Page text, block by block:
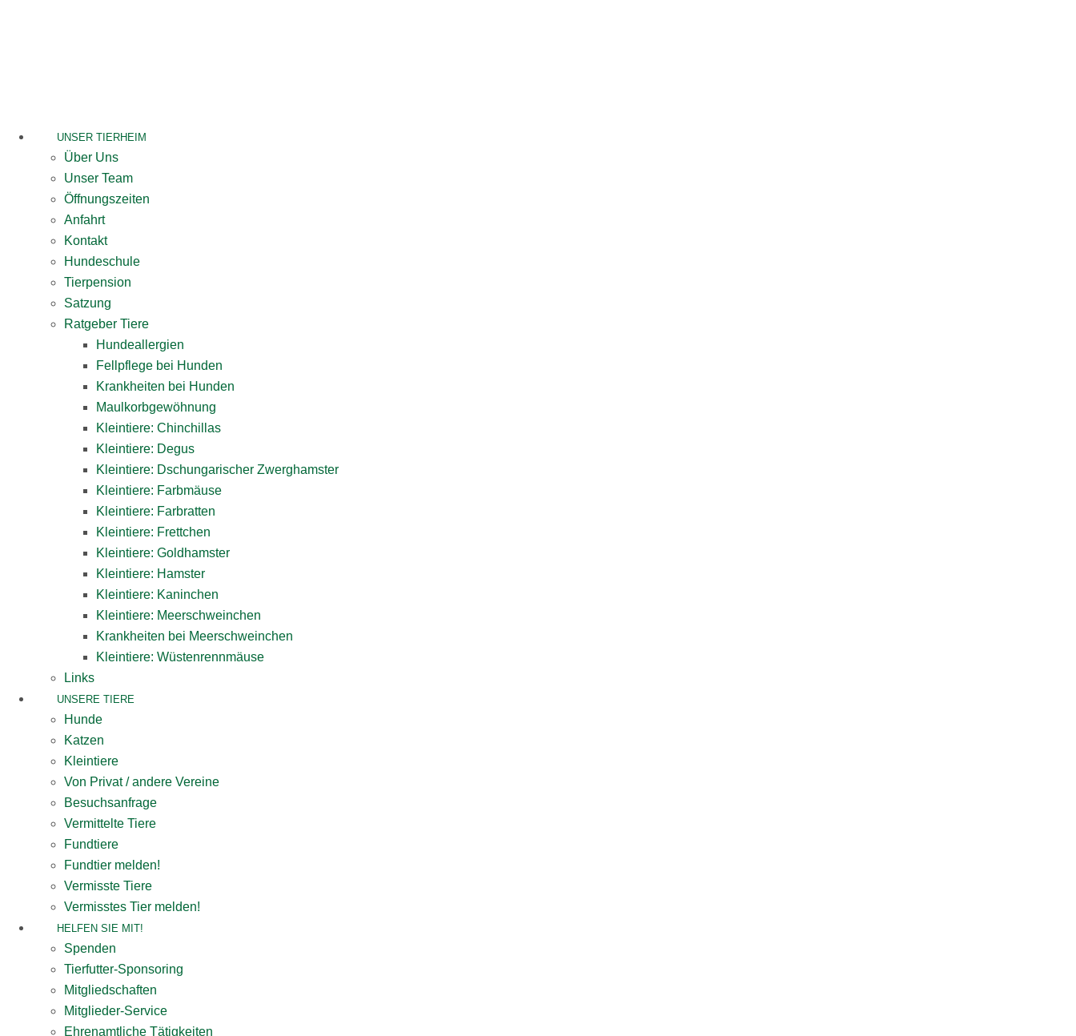
UNSER TIERHEIM
Über Uns
Unser Team
Öffnungszeiten
Anfahrt
Kontakt
Hundeschule
Tierpension
Satzung
Ratgeber Tiere
Hundeallergien
Fellpflege bei Hunden
Krankheiten bei Hunden
Maulkorbgewöhnung
Kleintiere: Chinchillas
Kleintiere: Degus
Kleintiere: Dschungarischer Zwerghamster
Kleintiere: Farbmäuse
Kleintiere: Farbratten
Kleintiere: Frettchen
Kleintiere: Goldhamster
Kleintiere: Hamster
Kleintiere: Kaninchen
Kleintiere: Meerschweinchen
Krankheiten bei Meerschweinchen
Kleintiere: Wüstenrennmäuse
Links
UNSERE TIERE
Hunde
Katzen
Kleintiere
Von Privat / andere Vereine
Besuchsanfrage
Vermittelte Tiere
Fundtiere
Fundtier melden!
Vermisste Tiere
Vermisstes Tier melden!
HELFEN SIE MIT!
Spenden
Tierfutter-Sponsoring
Mitgliedschaften
Mitglieder-Service
Ehrenamtliche Tätigkeiten